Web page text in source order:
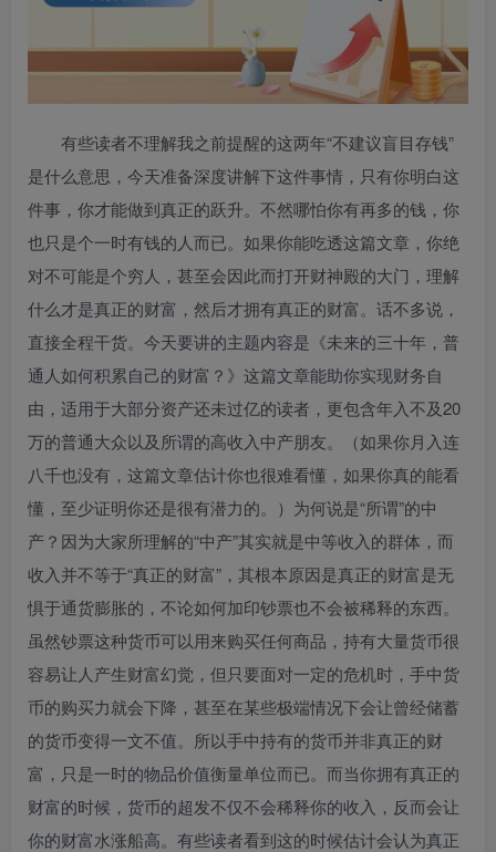
有些读者不理解我之前提醒的这两年“不建议盲目存钱”
是什么意思，今天准备深度讲解下这件事情，只有你明白这
件事，你才能做到真正的跃升。不然哪怕你有再多的钱，你
也只是个一时有钱的人而已。如果你能吃透这篇文章，你绝
对不可能是个穷人，甚至会因此而打开财神殿的大门，理解
什么才是真正的财富，然后才拥有真正的财富。话不多说，
直接全程干货。今天要讲的主题内容是《未来的三十年，普
通人如何积累自己的财富？》这篇文章能助你实现财务自
由，适用于大部分资产还未过亿的读者，更包含年入不及20
万的普通大众以及所谓的高收入中产朋友。（如果你月入连
八千也没有，这篇文章估计你也很难看懂，如果你真的能看
懂，至少证明你还是很有潜力的。）为何说是“所谓”的中
产？因为大家所理解的“中产”其实就是中等收入的群体，而
收入并不等于“真正的财富”，其根本原因是真正的财富是无
惧于通货膨胀的，不论如何加印钞票也不会被稀释的东西。
虽然钞票这种货币可以用来购买任何商品，持有大量货币很
容易让人产生财富幻觉，但只要面对一定的危机时，手中货
币的购买力就会下降，甚至在某些极端情况下会让曾经储蓄
的货币变得一文不值。所以手中持有的货币并非真正的财
富，只是一时的物品价值衡量单位而已。而当你拥有真正的
财富的时候，货币的超发不仅不会稀释你的收入，反而会让
你的财富水涨船高。有些读者看到这的时候估计会认为真正